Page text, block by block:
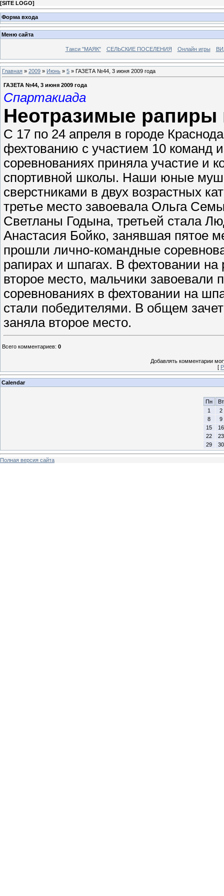
[SITE LOGO]
Форма входа
Меню сайта
Такси "МАЯК" СЕЛЬСКИЕ ПОСЕЛЕНИЯ Онлайн игры
Главная » 2009 » Июнь » 5 » ГАЗЕТА №44, 3 июня 2009 года
ГАЗЕТА №44, 3 июня 2009 года
Спартакиада
Неотразимые рапиры
С 17 по 24 апреля в городе
фехтованию с участием 10 команд
соревнованиях приняла участие и
спортивной школы. Наши юные
сверстниками в двух возрастных
третье место завоевала Ольга
Светланы Годына, третьей стала
Анастасия Бойко, занявшая пятое
прошли лично-командные
рапирах и шпагах. В фехтовании
второе место, мальчики завоевали
соревнованиях в фехтовании на
стали победителями. В общем
заняла второе место.
Всего комментариев: 0
Добавлять комментарии
[
Calendar
Пн
Вт
1
2
8
9
15
16
22
23
29
30
Полная версия сайта